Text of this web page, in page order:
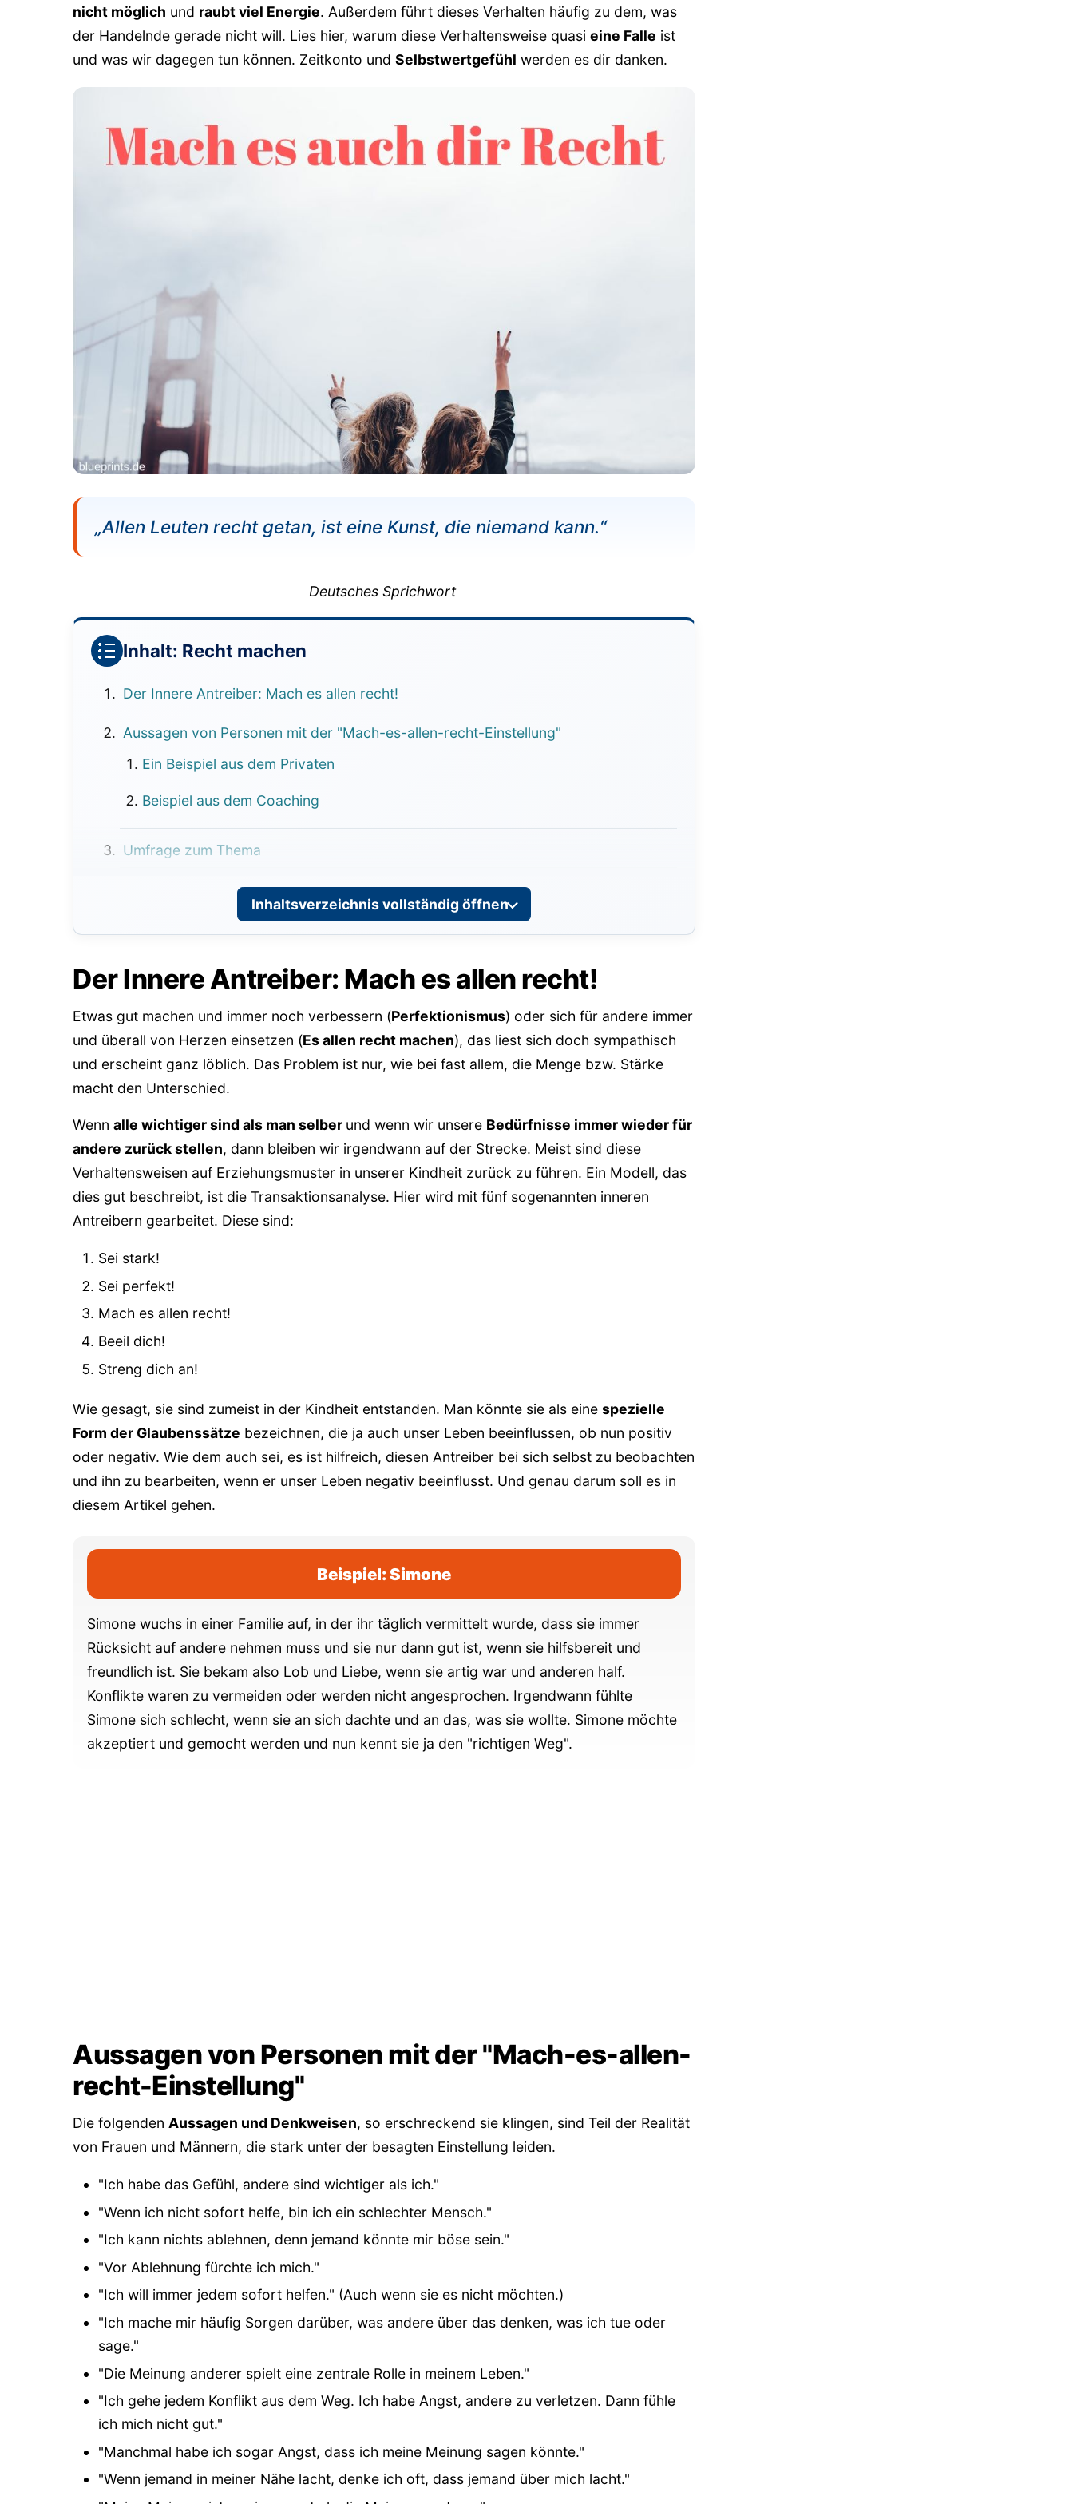
nicht möglich und raubt viel Energie. Außerdem führt dieses Verhalten häufig zu dem, was
der Handelnde gerade nicht will. Lies hier, warum diese Verhaltensweise quasi eine Falle ist
und was wir dagegen tun können. Zeitkonto und Selbstwertgefühl werden es dir danken.
„Allen Leuten recht getan, ist eine Kunst, die niemand kann.“
Deutsches Sprichwort
Inhalt: Recht machen
Der Innere Antreiber: Mach es allen recht!
Aussagen von Personen mit der "Mach-es-allen-recht-Einstellung"
Ein Beispiel aus dem Privaten
Beispiel aus dem Coaching
Umfrage zum Thema
Die 5 Lösungsschritte beim Antreiber "Mach es allen recht"
Schritt 1: Nutze ein Gedankenspiel
Schritt 3: Mache es auch dir recht – deine persönlichen Werte
Schritt 4: Trainiere deine Einstellung und trage seelisches Make-up auf
Schritt 5: Führe Tagebuch
Eine Geschichte zum Thema
Zusammenfassung: Es allen recht machen wollen
Merk- und Reflexionskarte zum Thema "Mach es allen recht"
blueprints-Pareto-Tipp: Es nicht allen recht machen
Sprüche und Zitate zum Thema "recht machen"
Artikel zu den weiteren Antreibern auf blueprints
Video: Die Inneren Antreiber der Transaktionsanalyse: Wie sie dich stressen und
Weitere Übungen, Beiträge und Hilfsmittel zum Thema "Innere Stärke"
Inhaltsverzeichnis vollständig öffnen
Der Innere Antreiber: Mach es allen recht!
Etwas gut machen und immer noch verbessern (Perfektionismus) oder sich für andere immer
und überall von Herzen einsetzen (Es allen recht machen), das liest sich doch sympathisch
und erscheint ganz löblich. Das Problem ist nur, wie bei fast allem, die Menge bzw. Stärke
macht den Unterschied.
Wenn alle wichtiger sind als man selber und wenn wir unsere Bedürfnisse immer wieder für
andere zurück stellen, dann bleiben wir irgendwann auf der Strecke. Meist sind diese
Verhaltensweisen auf Erziehungsmuster in unserer Kindheit zurück zu führen. Ein Modell, das
dies gut beschreibt, ist die Transaktionsanalyse. Hier wird mit fünf sogenannten inneren
Antreibern gearbeitet. Diese sind:
Sei stark!
Sei perfekt!
Mach es allen recht!
Beeil dich!
Streng dich an!
Wie gesagt, sie sind zumeist in der Kindheit entstanden. Man könnte sie als eine spezielle
Form der Glaubenssätze bezeichnen, die ja auch unser Leben beeinflussen, ob nun positiv
oder negativ. Wie dem auch sei, es ist hilfreich, diesen Antreiber bei sich selbst zu beobachten
und ihn zu bearbeiten, wenn er unser Leben negativ beeinflusst. Und genau darum soll es in
diesem Artikel gehen.
Beispiel: Simone
Simone wuchs in einer Familie auf, in der ihr täglich vermittelt wurde, dass sie immer
Rücksicht auf andere nehmen muss und sie nur dann gut ist, wenn sie hilfsbereit und
freundlich ist. Sie bekam also Lob und Liebe, wenn sie artig war und anderen half.
Konflikte waren zu vermeiden oder werden nicht angesprochen. Irgendwann fühlte
Simone sich schlecht, wenn sie an sich dachte und an das, was sie wollte. Simone möchte
akzeptiert und gemocht werden und nun kennt sie ja den "richtigen Weg".
Aussagen von Personen mit der "Mach-es-allen-
recht-Einstellung"
Die folgenden Aussagen und Denkweisen, so erschreckend sie klingen, sind Teil der Realität
von Frauen und Männern, die stark unter der besagten Einstellung leiden.
"Ich habe das Gefühl, andere sind wichtiger als ich."
"Wenn ich nicht sofort helfe, bin ich ein schlechter Mensch."
"Ich kann nichts ablehnen, denn jemand könnte mir böse sein."
"Vor Ablehnung fürchte ich mich."
"Ich will immer jedem sofort helfen." (Auch wenn sie es nicht möchten.)
"Ich mache mir häufig Sorgen darüber, was andere über das denken, was ich tue oder
sage."
"Die Meinung anderer spielt eine zentrale Rolle in meinem Leben."
"Ich gehe jedem Konflikt aus dem Weg. Ich habe Angst, andere zu verletzen. Dann fühle
ich mich nicht gut."
"Manchmal habe ich sogar Angst, dass ich meine Meinung sagen könnte."
"Wenn jemand in meiner Nähe lacht, denke ich oft, dass jemand über mich lacht."